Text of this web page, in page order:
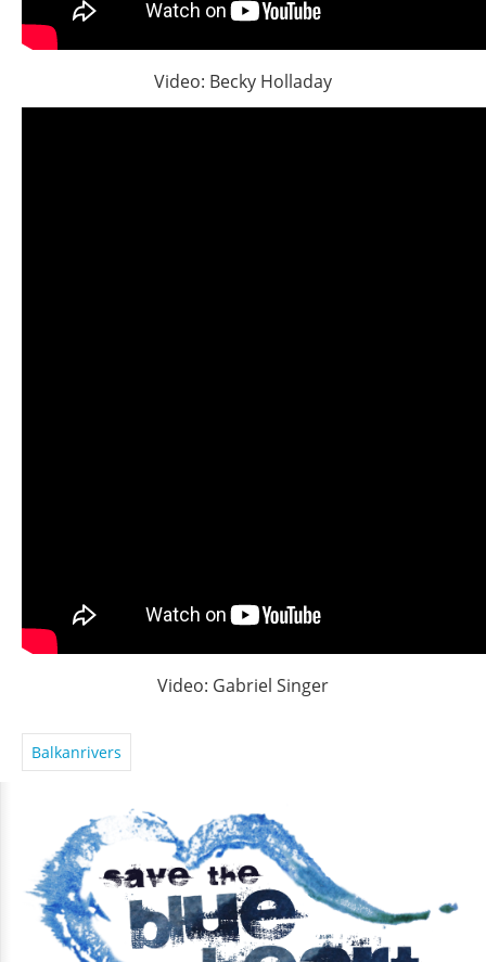
Video: Becky Holladay
Video: Gabriel Singer
Balkanrivers